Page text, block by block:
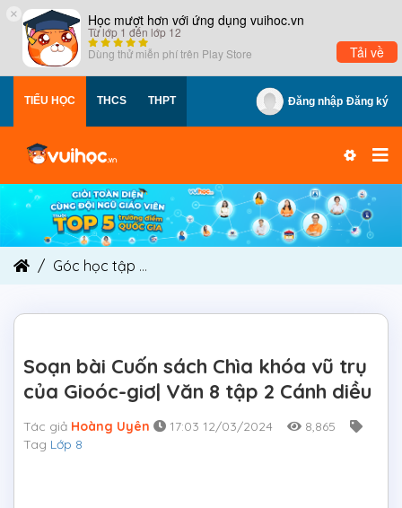
× Học mượt hơn với ứng dụng vuihoc.vn
Từ lớp 1 đến lớp 12
Dùng thử miễn phí trên Play Store Tải về
TIỂU HỌC THCS THPT Đăng nhập Đăng ký
Góc học tập
Soạn bài Cuốn sách Chìa khóa vũ trụ
của Gioóc-giơ| Văn 8 tập 2 Cánh diều
Tác giả Hoàng Uyên 17:03 12/03/2024
8,865
Tag Lớp 8